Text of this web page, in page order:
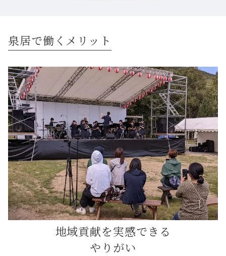
泉居で働くメリット
地域貢献を実感できる
やりがい